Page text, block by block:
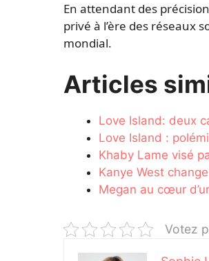
En attendant des
privé à l’ère des réseaux
mondial.
Articles
Love Island: deux
Love Island :
Khaby Lame visé
Kanye West
Megan au cœur
Votez